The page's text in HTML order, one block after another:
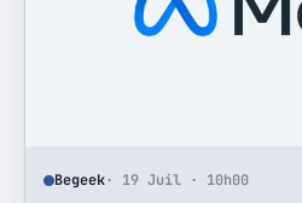
Begeek· 19 Juil · 10h00